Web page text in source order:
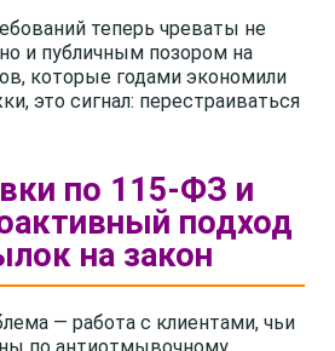
теперь чреваты не
и публичным позором на
которые годами экономили
это сигнал: перестраиваться
по 115-ФЗ и
подход
на закон
— работа с клиентами, чьи